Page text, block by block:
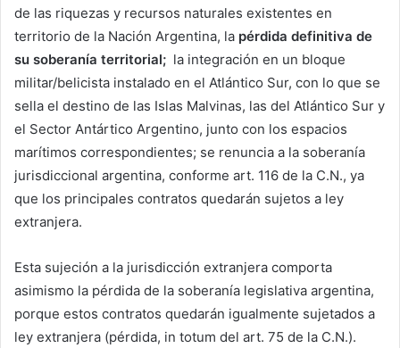
de las riquezas y recursos naturales existentes en
territorio de la Nación Argentina, la pérdida definitiva de
su soberanía territorial; la integración en un bloque
militar/belicista instalado en el Atlántico Sur, con lo que se
sella el destino de las Islas Malvinas, las del Atlántico Sur y
el Sector Antártico Argentino, junto con los espacios
marítimos correspondientes; se renuncia a la soberanía
jurisdiccional argentina, conforme art. 116 de la C.N., ya
que los principales contratos quedarán sujetos a ley
extranjera.
Esta sujeción a la jurisdicción extranjera comporta
asimismo la pérdida de la soberanía legislativa argentina,
porque estos contratos quedarán igualmente sujetados a
ley extranjera (pérdida, in totum del art. 75 de la C.N.).